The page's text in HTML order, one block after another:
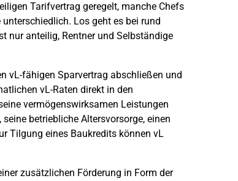
Tarifvertrag geregelt, manche Chefs
Los geht es bei rund
nur anteilig, Rentner und Selbständige
vL-fähigen Sparvertrag abschließen und
vL-Raten direkt in den
vermögenswirksamen Leistungen
betriebliche Altersvorsorge, einen
Tilgung eines Baukredits können vL
zusätzlichen Förderung in Form der